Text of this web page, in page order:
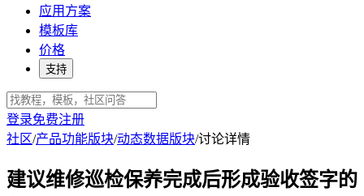
应用方案
模板库
价格
支持
登录免费注册
社区/产品功能版块/动态数据版块/讨论详情
建议维修巡检保养完成后形成验收签字的